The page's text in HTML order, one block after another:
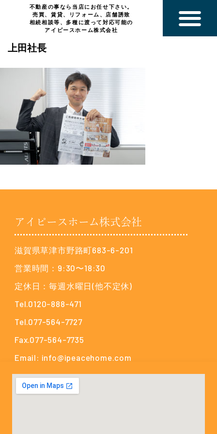
不動産の事なら当店にお任せ下さい。
売買、賃貸、リフォーム、店舗誘致
相続相談等、多種に渡って対応可能の
アイピースホーム株式会社
上田社長
アイピースホーム株式会社
滋賀県草津市野路町683-6-201
営業時間：9:30〜18:30
定休日：毎週水曜日(他不定休)
Tel.0120-888-471
Tel.077-564-7727
Fax.077-564-7735
Email: info@ipeacehome.com